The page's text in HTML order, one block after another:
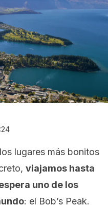
lugares más bonitos
viajamos hasta
uno de los
: el Bob’s Peak.